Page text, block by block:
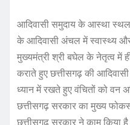
आदिवासी समुदाय के आस्था स्थल
के आदिवासी अंचल में स्वास्थ्य और
मुख्यमंत्री श्री बघेल के नेतृत्व में
कराते हुए छत्तीसगढ़ की
ध्यान में रखते हुए वंचितों को वन
छत्तीसगढ़ सरकार का मुख्य
छत्तीसगढ़ सरकार ने काम किया